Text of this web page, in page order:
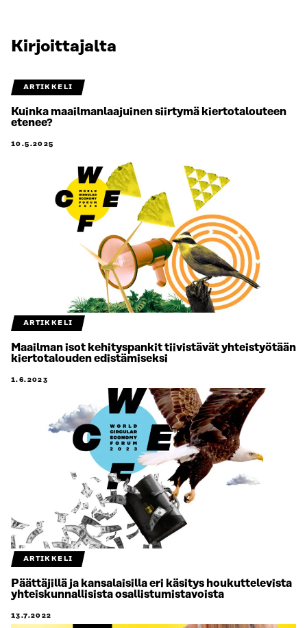
Kirjoittajalta
ARTIKKELI
Kuinka maailmanlaajuinen siirtymä kiertotalouteen
etenee?
10.5.2025
ARTIKKELI
Maailman isot kehityspankit tiivistävät yhteistyötään
kiertotalouden edistämiseksi
1.6.2023
ARTIKKELI
Päättäjillä ja kansalaisilla eri käsitys houkuttelevista
yhteiskunnallisista osallistumistavoista
13.7.2022